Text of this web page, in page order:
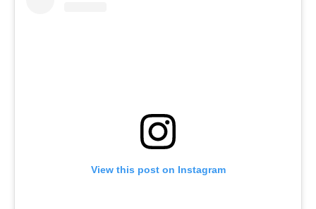
View this post on Instagram